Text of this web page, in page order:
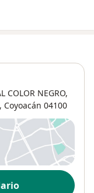
COLOR NEGRO,
, Coyoacán 04100
una nueva